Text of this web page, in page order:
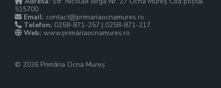
515700
Email: contact@primariaocnamures.ro
Telefon: 0258-871-257 | 0258-871-217
Web: www.primariaocnamures.ro
© 2026 Primăria Ocna Mureș